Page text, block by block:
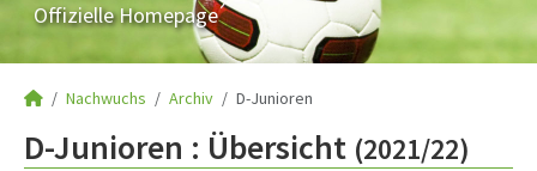
Offizielle Homepage
Nachwuchs Archiv D-Junioren
D-Junioren : Übersicht (2021/22)